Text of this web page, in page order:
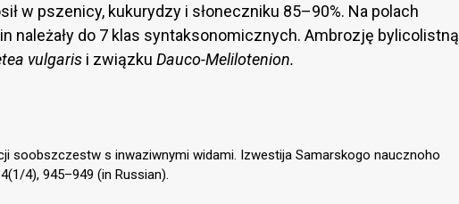
w pszenicy, kukurydzy i słoneczniku 85–90%. Na polach
należały do 7 klas syntaksonomicznych. Ambrozję bylicolistną
vulgaris i związku Dauco-Melilotenion.
soobszczestw s inwaziwnymi widami. Izwestija Samarskogo naucznoho
4), 945–949 (in Russian).